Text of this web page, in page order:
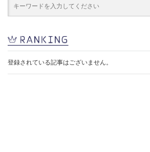
登録されている記事はございません。